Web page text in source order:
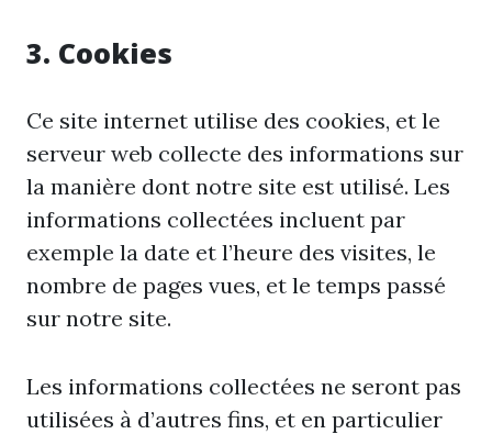
3. Cookies
Ce site internet utilise des cookies, et le
serveur web collecte des informations sur
la manière dont notre site est utilisé. Les
informations collectées incluent par
exemple la date et l’heure des visites, le
nombre de pages vues, et le temps passé
sur notre site.
Les informations collectées ne seront pas
utilisées à d’autres fins, et en particulier